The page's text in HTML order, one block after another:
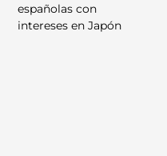
españolas con
intereses en Japón